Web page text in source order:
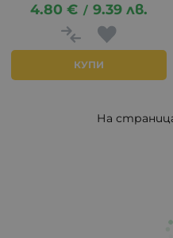
4.80 € / 9.39 лв.
КУПИ
На